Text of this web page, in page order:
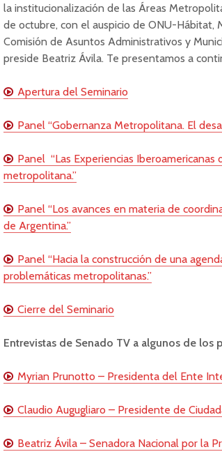
la institucionalización de las Áreas
de octubre, con el auspicio de ONU-
Comisión de Asuntos Administrativos y
preside Beatriz Ávila. Te presentamos a
Apertura del Seminario
Panel “Gobernanza Metropolitana. El
Panel “Las Experiencias
metropolitana.”
Panel “Los avances en materia de
de Argentina.”
Panel “Hacia la construcción de una
problemáticas metropolitanas.”
Cierre del Seminario
Entrevistas de Senado TV a algunos de los
Myrian Prunotto – Presidenta del Ente
Claudio Augugliaro – Presidente de
Beatriz Ávila – Senadora Nacional por la